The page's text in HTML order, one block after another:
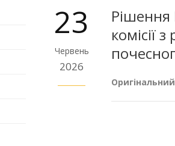
23
Червень
2026
комісії